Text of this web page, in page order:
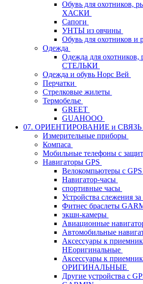
Обувь для охотников,
ХАСКИ
Сапоги
УНТЫ из овчины
Обувь для охотников и
Одежда
Одежда для охотников,
СТЕЛЬКИ
Одежда и обувь Норс Вей
Перчатки
Стрелковые жилеты
Термобелье
GREET
GUAHOOO
07. ОРИЕНТИРОВАНИЕ и СВЯЗЬ
Измерительные приборы
Компаса
Мобильные телефоны с
Навигаторы GPS
Велокомпьютеры с GPS
Навигатор-часы
спортивные часы
Устройства слежения
Фитнес браслеты
экшн-камеры
Авиационные
Автомобильные
Аксессуары к
НЕоригинальные
Аксессуары к
ОРИГИНАЛЬНЫЕ
Другие устройства с